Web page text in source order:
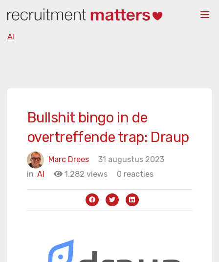
AI
Bullshit bingo in de
overtreffende trap: Draup
Marc Drees
31 augustus 2023
in AI 1.282 views 0 reacties